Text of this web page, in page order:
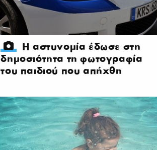
Η αστυνομία έδωσε στη
δημοσιότητα τη φωτογραφία
του παιδιού που απήχθη